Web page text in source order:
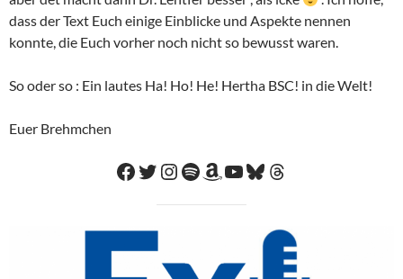
dass der Text Euch einige Einblicke und Aspekte nennen
konnte, die Euch vorher noch nicht so bewusst waren.
So oder so : Ein lautes Ha! Ho! He! Hertha BSC! in die Welt!
Euer Brehmchen
Facebook
Twitter
Instagram
Spotify
Amazon
YouTube
Bluesky
Threads